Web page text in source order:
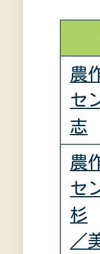
農
セ
志
農
セ
杉
／